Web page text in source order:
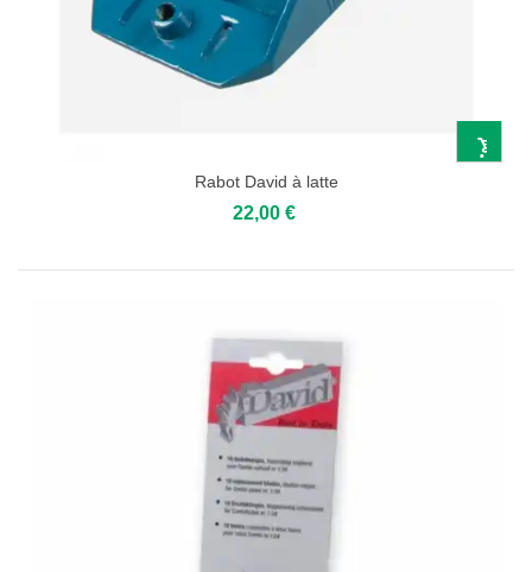
Rabot David à latte
22,00 €